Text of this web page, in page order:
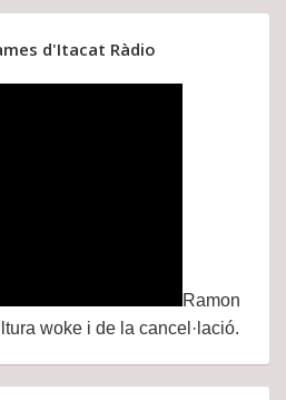
d'Itacat Ràdio
Ramon
woke i de la cancel·lació.